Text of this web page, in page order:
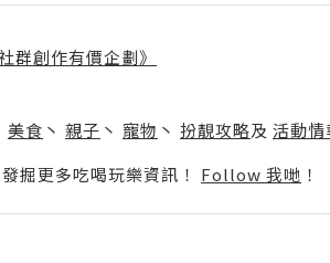
群創作有價企劃》
美食 丶 親子 丶 寵物 丶 扮靚攻略及 活動情
掘更多吃喝玩樂資訊！ Follow 我哋 ！